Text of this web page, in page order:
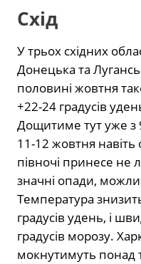
Схід
У трьох східних
Донецька та
половині жовтня
+22-24 градусів
Дощитиме тут уже з
11-12 жовтня
півночі принесе не
значні опади,
Температура
градусів удень, і
градусів морозу.
мокнутимуть понад